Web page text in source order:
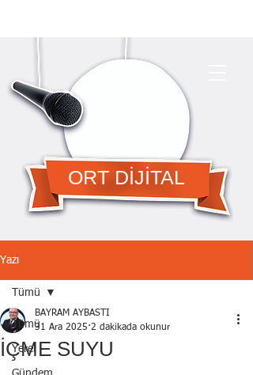
ORT DİJİTAL
Yazı
Tümü
Yerel
Tümü
İÇME SUYU
BAYRAM AYBASTI
31 Ara 2025 2 dakikada okunur